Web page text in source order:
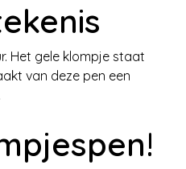
Het gele klompje staat
van deze pen een